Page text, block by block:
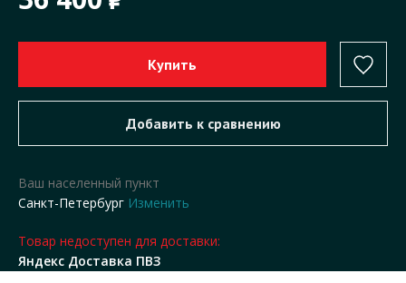
Ваш населенный пункт
Санкт-Петербург Изменить
Товар недоступен для доставки:
Яндекс Доставка ПВЗ